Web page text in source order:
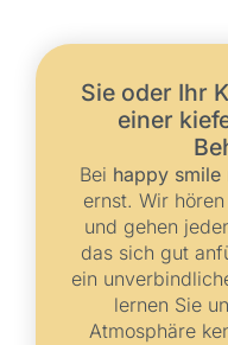
Sie oder Ihr
einer
Bei happy smile
ernst. Wir
und gehen
das sich gut
ein
lernen Sie
Atmosphäre